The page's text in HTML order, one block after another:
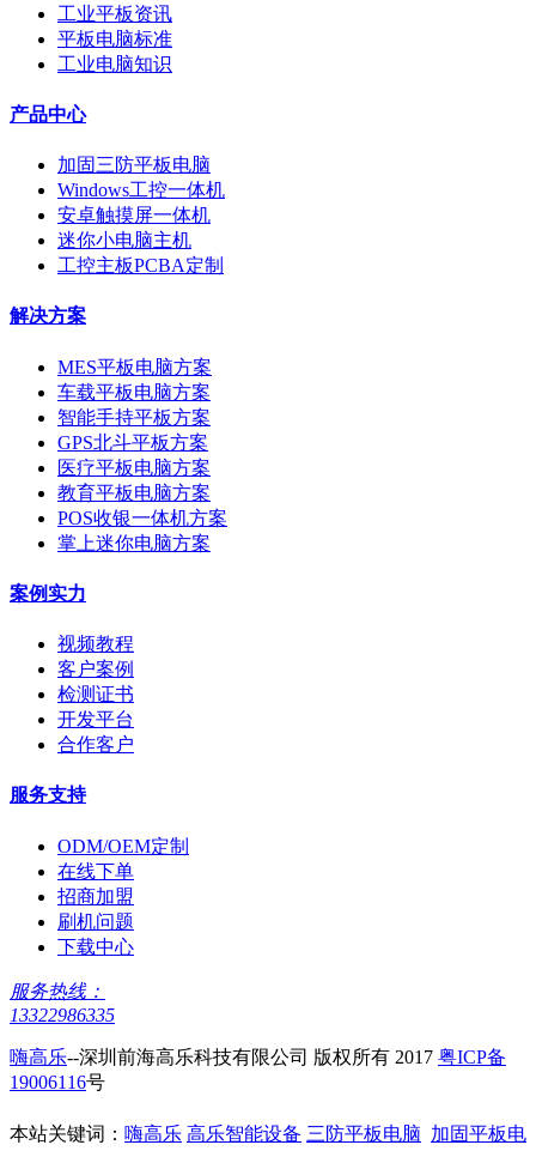
工业平板资讯
平板电脑标准
工业电脑知识
产品中心
加固三防平板电脑
Windows工控一体机
安卓触摸屏一体机
迷你小电脑主机
工控主板PCBA定制
解决方案
MES平板电脑方案
车载平板电脑方案
智能手持平板方案
GPS北斗平板方案
医疗平板电脑方案
教育平板电脑方案
POS收银一体机方案
掌上迷你电脑方案
案例实力
视频教程
客户案例
检测证书
开发平台
合作客户
服务支持
ODM/OEM定制
在线下单
招商加盟
刷机问题
下载中心
服务热线：
13322986335
嗨高乐--深圳前海高乐科技有限公司 版权所有 2017 粤ICP备
19006116号
本站关键词： 嗨高乐 高乐智能设备 三防平板电脑 加固平板电